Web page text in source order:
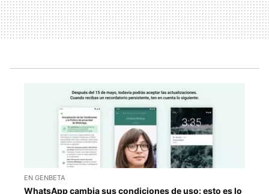
EN GENBETA
WhatsApp cambia sus condiciones de uso: esto es lo